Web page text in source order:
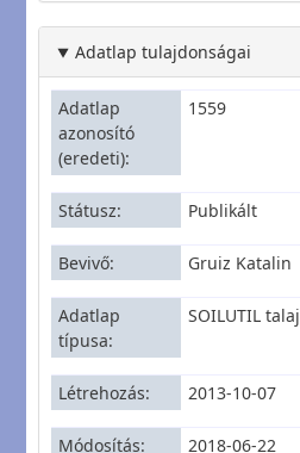
Adatlap tulajdonságai
Adatlap
azonosító
(eredeti)
1559
Státusz Publikált
Bevivő Gruiz Katalin
Adatlap
típusa
SOILUTIL talaj
Létrehozás 2013-10-07
Módosítás 2018-06-22